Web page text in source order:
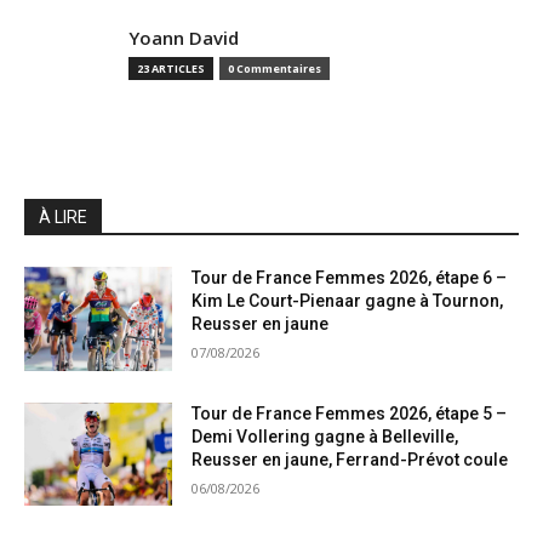
Yoann David
23 ARTICLES 0 Commentaires
À LIRE
Tour de France Femmes 2026, étape 6 –
Kim Le Court-Pienaar gagne à Tournon,
Reusser en jaune
07/08/2026
Tour de France Femmes 2026, étape 5 –
Demi Vollering gagne à Belleville,
Reusser en jaune, Ferrand-Prévot coule
06/08/2026